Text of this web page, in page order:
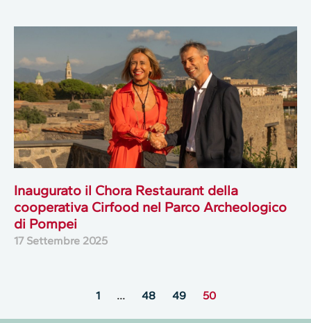
Inaugurato il Chora Restaurant della
cooperativa Cirfood nel Parco Archeologico
di Pompei
17 Settembre 2025
1 … 48 49 50